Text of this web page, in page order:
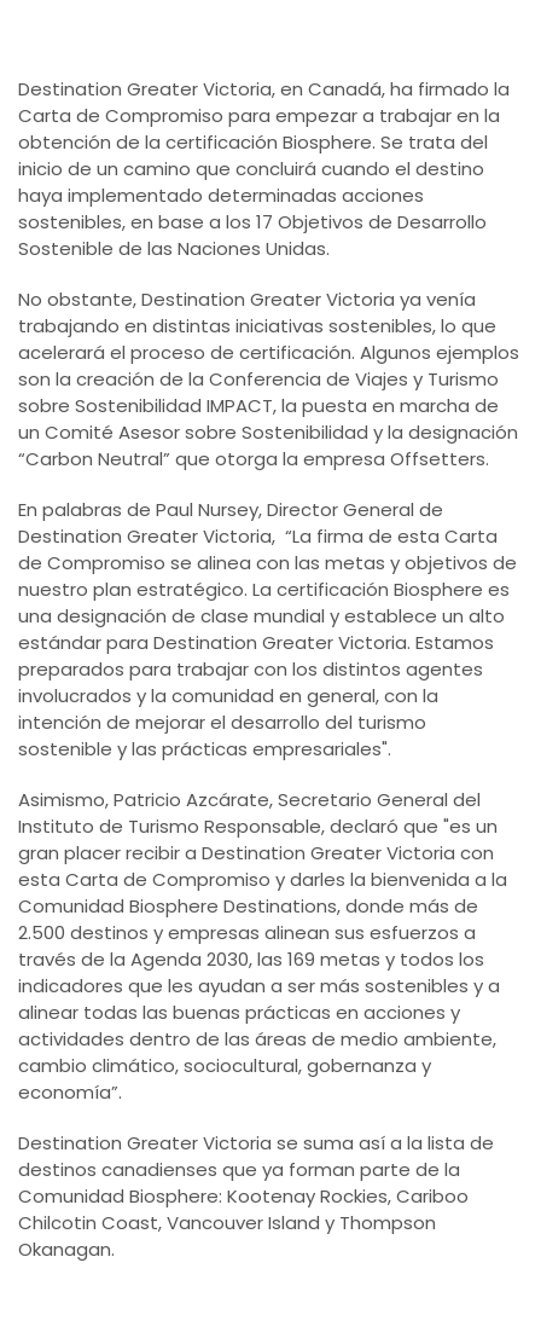
Destination Greater Victoria, en Canadá, ha firmado la
Carta de Compromiso para empezar a trabajar en la
obtención de la certificación Biosphere. Se trata del
inicio de un camino que concluirá cuando el destino
haya implementado determinadas acciones
sostenibles, en base a los 17 Objetivos de Desarrollo
Sostenible de las Naciones Unidas.
No obstante, Destination Greater Victoria ya venía
trabajando en distintas iniciativas sostenibles, lo que
acelerará el proceso de certificación. Algunos ejemplos
son la creación de la Conferencia de Viajes y Turismo
sobre Sostenibilidad IMPACT, la puesta en marcha de
un Comité Asesor sobre Sostenibilidad y la designación
“Carbon Neutral” que otorga la empresa Offsetters.
En palabras de Paul Nursey, Director General de
Destination Greater Victoria, “La firma de esta Carta
de Compromiso se alinea con las metas y objetivos de
nuestro plan estratégico. La certificación Biosphere es
una designación de clase mundial y establece un alto
estándar para Destination Greater Victoria. Estamos
preparados para trabajar con los distintos agentes
involucrados y la comunidad en general, con la
intención de mejorar el desarrollo del turismo
sostenible y las prácticas empresariales".
Asimismo, Patricio Azcárate, Secretario General del
Instituto de Turismo Responsable, declaró que "es un
gran placer recibir a Destination Greater Victoria con
esta Carta de Compromiso y darles la bienvenida a la
Comunidad Biosphere Destinations, donde más de
2.500 destinos y empresas alinean sus esfuerzos a
través de la Agenda 2030, las 169 metas y todos los
indicadores que les ayudan a ser más sostenibles y a
alinear todas las buenas prácticas en acciones y
actividades dentro de las áreas de medio ambiente,
cambio climático, sociocultural, gobernanza y
economía”.
Destination Greater Victoria se suma así a la lista de
destinos canadienses que ya forman parte de la
Comunidad Biosphere: Kootenay Rockies, Cariboo
Chilcotin Coast, Vancouver Island y Thompson
Okanagan.